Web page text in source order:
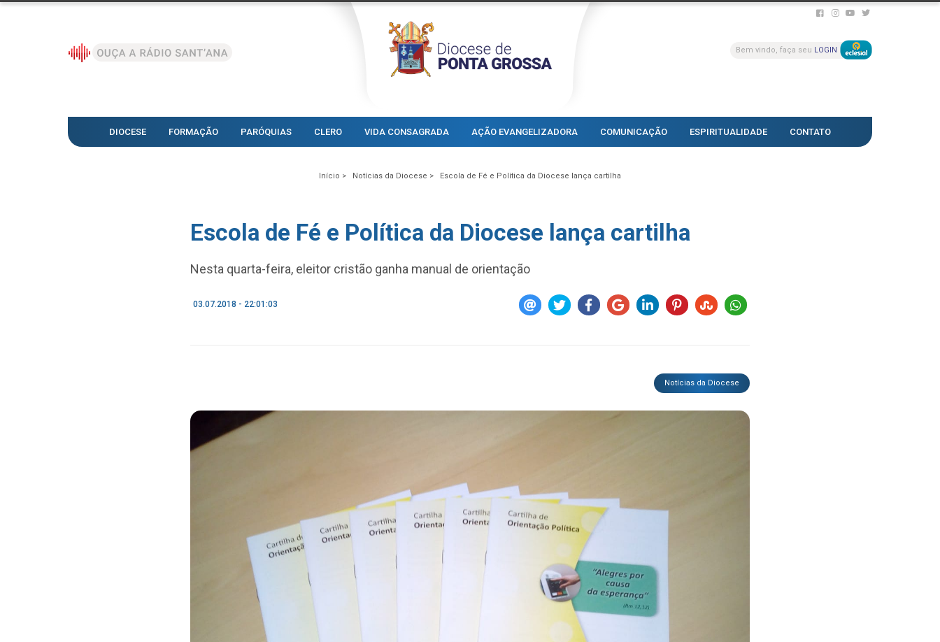
Bem vindo, faça seu LOGIN
DIOCESE FORMAÇÃO PARÓQUIAS CLERO VIDA CONSAGRADA AÇÃO EVANGELIZADORA COMUNICAÇÃO ESPIRITUALIDADE CONTATO
Início > Notícias da Diocese > Escola de Fé e Política da Diocese lança cartilha
Escola de Fé e Política da Diocese lança cartilha
Nesta quarta-feira, eleitor cristão ganha manual de orientação
03.07.2018 - 22:01:03
Notícias da Diocese